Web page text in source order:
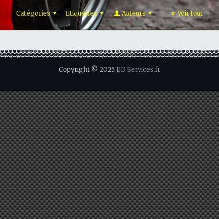
Catégories Etiquettes Auteurs Voir tout
Copyright © 2025 ED Services.fr